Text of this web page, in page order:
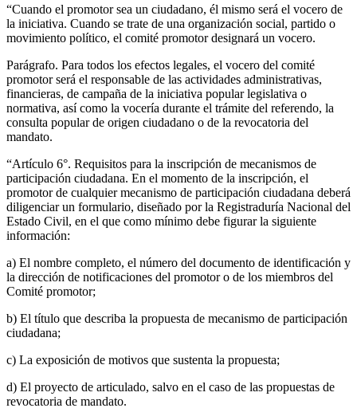
“Cuando el promotor sea un ciudadano, él mismo será el vocero de
la iniciativa. Cuando se trate de una organización social, partido o
movimiento político, el comité promotor designará un vocero.
Parágrafo. Para todos los efectos legales, el vocero del comité
promotor será el responsable de las actividades administrativas,
financieras, de campaña de la iniciativa popular legislativa o
normativa, así como la vocería durante el trámite del referendo, la
consulta popular de origen ciudadano o de la revocatoria del
mandato.
“Artículo 6°. Requisitos para la inscripción de mecanismos de
participación ciudadana. En el momento de la inscripción, el
promotor de cualquier mecanismo de participación ciudadana deberá
diligenciar un formulario, diseñado por la Registraduría Nacional del
Estado Civil, en el que como mínimo debe figurar la siguiente
información:
a) El nombre completo, el número del documento de identificación y
la dirección de notificaciones del promotor o de los miembros del
Comité promotor;
b) El título que describa la propuesta de mecanismo de participación
ciudadana;
c) La exposición de motivos que sustenta la propuesta;
d) El proyecto de articulado, salvo en el caso de las propuestas de
revocatoria de mandato.